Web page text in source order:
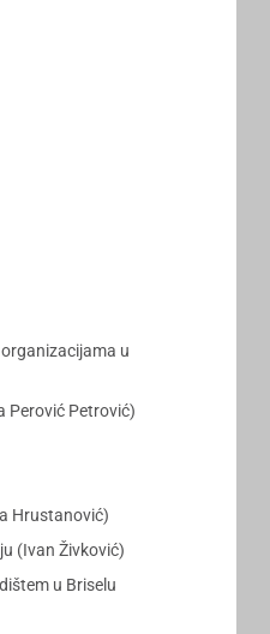
u
Perović Petrović)
Hrustanović)
(Ivan Živković)
u Briselu